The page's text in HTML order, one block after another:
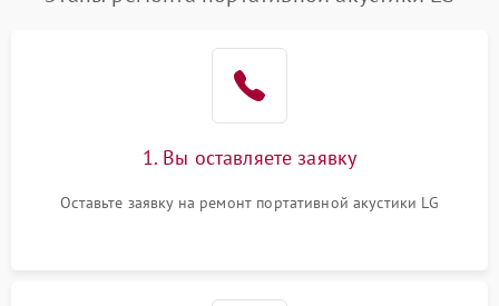
1. Вы оставляете заявку
Оставьте заявку на ремонт портативной акустики LG